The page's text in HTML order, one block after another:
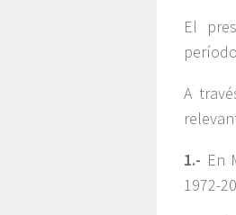
El
A
1.- En
1972-